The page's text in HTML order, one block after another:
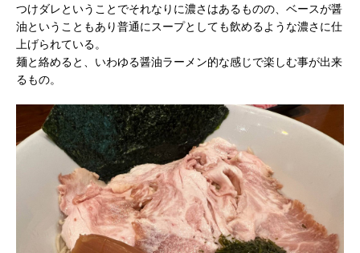
つけダレということでそれなりに濃さはあるものの、ベースが醤
油ということもあり普通にスープとしても飲めるような濃さに仕
上げられている。
麺と絡めると、いわゆる醤油ラーメン的な感じで楽しむ事が出来
るもの。